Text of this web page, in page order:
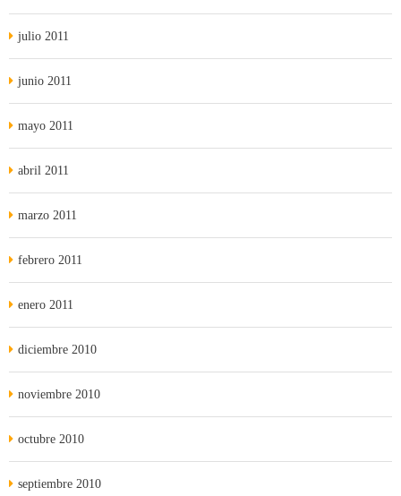
julio 2011
junio 2011
mayo 2011
abril 2011
marzo 2011
febrero 2011
enero 2011
diciembre 2010
noviembre 2010
octubre 2010
septiembre 2010